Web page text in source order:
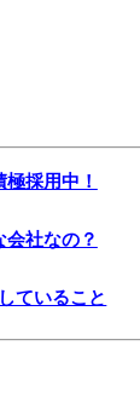
採用中！
社なの？
ていること